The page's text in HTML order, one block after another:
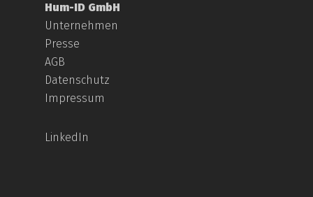
Hum-ID GmbH
Unternehmen
Presse
AGB
Datenschutz
Impressum
LinkedIn